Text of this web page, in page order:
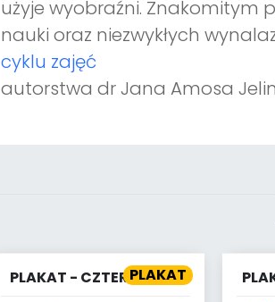
użyje wyobraźni. Znakomitym
nauki oraz niezwykłych
cyklu zajęć
autorstwa dr Jana Amosa
PLAKAT
PLAKAT - CZTERY PORY